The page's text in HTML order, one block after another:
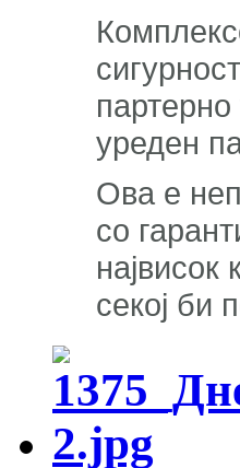
уреден
Ова е
со
секој би